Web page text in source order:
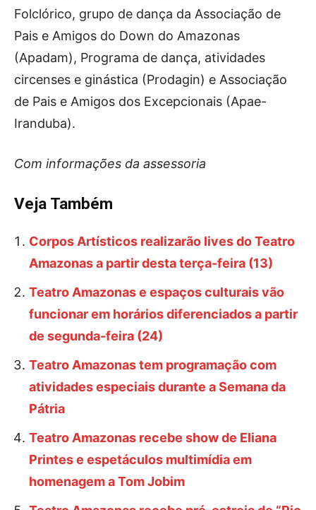
Folclórico, grupo de dança da Associação de
Pais e Amigos do Down do Amazonas
(Apadam), Programa de dança, atividades
circenses e ginástica (Prodagin) e Associação
de Pais e Amigos dos Excepcionais (Apae-
Iranduba).
Com informações da assessoria
Veja Também
Corpos Artísticos realizarão lives do Teatro
Amazonas a partir desta terça-feira (13)
Teatro Amazonas e espaços culturais vão
funcionar em horários diferenciados a partir
de segunda-feira (24)
Teatro Amazonas tem programação com
atividades especiais durante a Semana da
Pátria
Teatro Amazonas recebe show de Eliana
Printes e espetáculos multimídia em
homenagem a Tom Jobim